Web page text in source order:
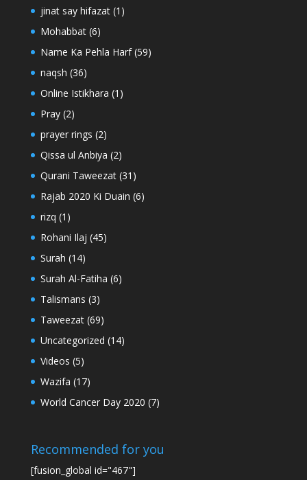
jinat say hifazat(1)
Mohabbat(6)
Name Ka Pehla Harf(59)
naqsh (36)
Online Istikhara (1)
Pray(2)
prayer rings (2)
Qissa ul Anbiya (2)
Qurani Taweezat(31)
Rajab 2020 Ki Duain (6)
rizq (1)
Rohani Ilaj (45)
Surah (14)
Surah Al-Fatiha (6)
Talismans (3)
Taweezat(69)
Uncategorized (14)
Videos (5)
Wazifa (17)
World Cancer Day 2020 (7)
Recommended for you
[fusion_global id="467"]